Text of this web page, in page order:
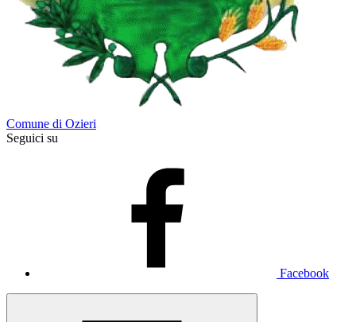
Comune di Ozieri
Seguici su
Facebook